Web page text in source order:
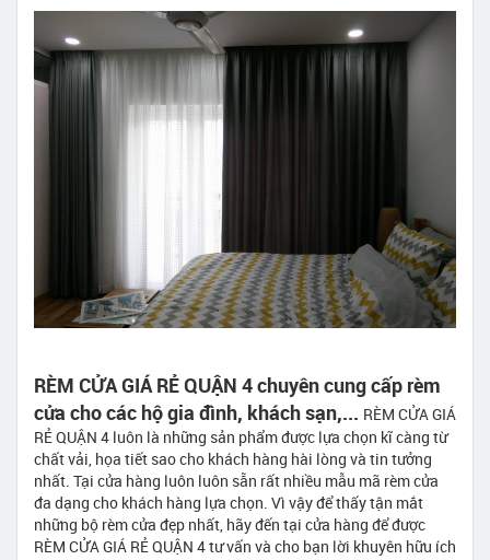
RÈM CỬA GIÁ RẺ QUẬN 4 chuyên cung cấp rèm
cửa cho các hộ gia đình, khách sạn,... RÈM CỬA GIÁ
RẺ QUẬN 4 luôn là những sản phẩm được lựa chọn kĩ càng từ
chất vải, họa tiết sao cho khách hàng hài lòng và tin tưởng
nhất. Tại cửa hàng luôn luôn sẵn rất nhiều mẫu mã rèm cửa
đa dạng cho khách hàng lựa chọn. Vì vậy để thấy tận mắt
những bộ rèm cửa đẹp nhất, hãy đến tại cửa hàng để được
RÈM CỬA GIÁ RẺ QUẬN 4 tư vấn và cho bạn lời khuyên hữu ích